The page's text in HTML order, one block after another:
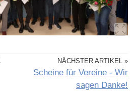
NÄCHSTER ARTIKEL »
Scheine für Vereine - Wir
sagen Danke!